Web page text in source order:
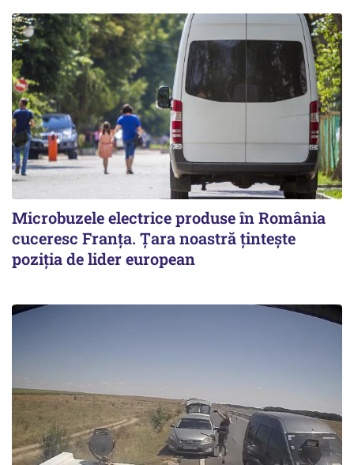
Microbuzele electrice produse în România
cuceresc Franța. Țara noastră țintește
poziția de lider european